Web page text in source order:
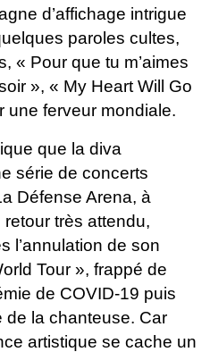
d’affichage intrigue
paroles cultes,
« Pour que tu m’aimes
», « My Heart Will Go
une ferveur mondiale.
que la diva
série de concerts
Défense Arena, à
retour très attendu,
l’annulation de son
Tour », frappé de
de COVID-19 puis
de la chanteuse. Car
artistique se cache un